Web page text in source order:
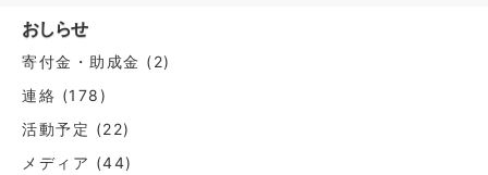
ー
シ
ョ
ン
おしらせ
寄付金・助成金 (2)
連絡 (178)
活動予定 (22)
メディア (44)